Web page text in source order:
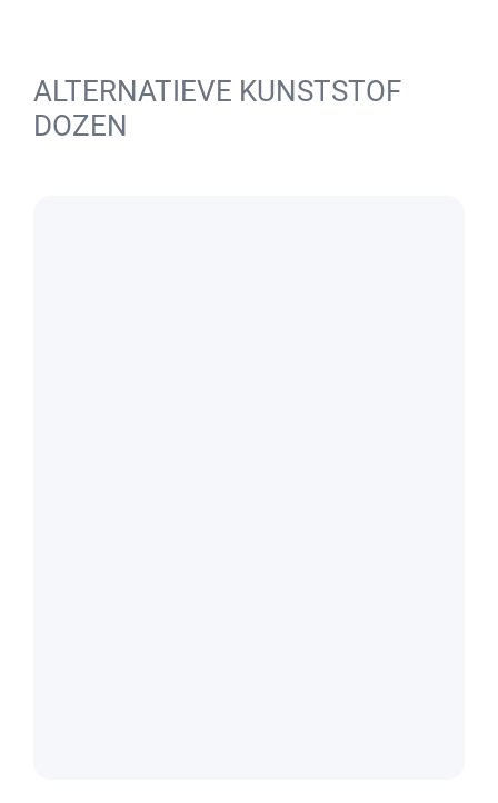
ALTERNATIEVE KUNSTSTOF
DOZEN